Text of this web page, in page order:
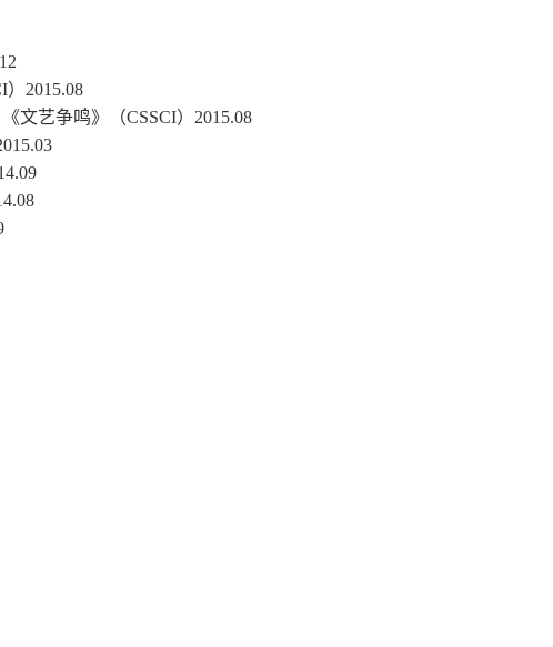
） 2015.08
文艺争鸣》（CSSCI） 2015.08